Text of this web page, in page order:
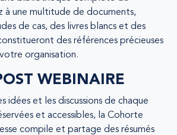
à une multitude de documents,
de cas, des livres blancs et des
des références précieuses
organisation.
WEBINAIRE
idées et les discussions de chaque
et accessibles, la Cohorte
compile et partage des résumés